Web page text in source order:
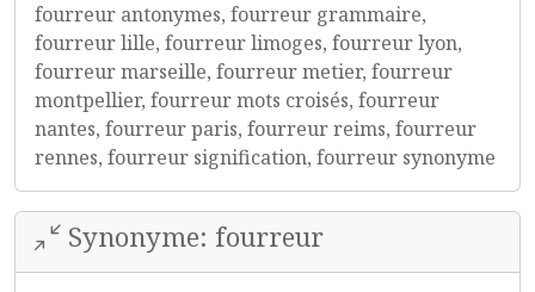
fourreur antonymes, fourreur grammaire,
fourreur lille, fourreur limoges, fourreur lyon,
fourreur marseille, fourreur metier, fourreur
montpellier, fourreur mots croisés, fourreur
nantes, fourreur paris, fourreur reims, fourreur
rennes, fourreur signification, fourreur synonyme
Synonyme: fourreur